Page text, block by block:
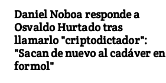
Daniel Noboa responde a
Osvaldo Hurtado tras
llamarlo "criptodictador":
"Sacan de nuevo al cadáver en
formol"